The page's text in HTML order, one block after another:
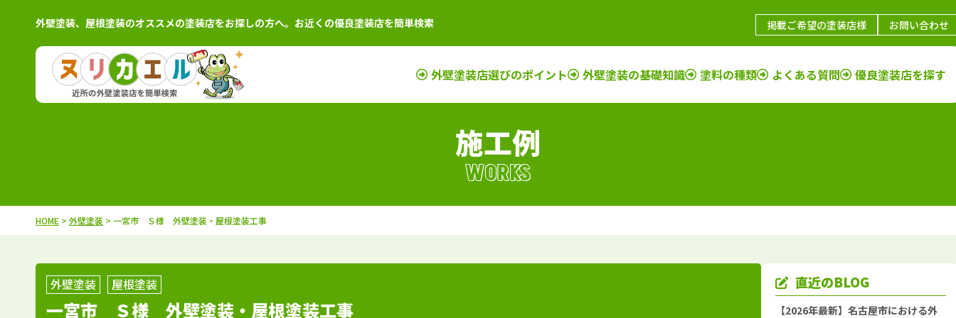
外壁塗装、屋根塗装のオススメの塗装店をお探しの方へ。お近くの優良塗装店を簡単検索 掲載ご希望の塗装店様 お問い合わせ
外壁塗装店選びのポイント 外壁塗装の基礎知識 塗料の種類 よくある質問 優良塗装店を探す
秋田県
施工例
塗装店
宮城県
施工例
塗装店
福島県
施工例 塗装店
千葉県
施工例
塗装店
埼玉県
施工例
塗装店
塗装店
塗装店
山梨県
施工例
塗装店
長野県
施工例
塗装店
滋賀県
京都府
大阪府
施工例
塗装店
三重県
施工例
塗装店
岡山県
施工例
塗装店
広島県
施工例
塗装店
塗装店
塗装店
大分県
施工例
塗装店
熊本県
施工例
塗装店
鹿児島県
沖縄県
施工例 塗装店
施工例
WORKS
HOME > 外壁塗装 > 一宮市 Ｓ様 外壁塗装・屋根塗装工事
外壁塗装 屋根塗装
一宮市 Ｓ様 外壁塗装・屋根塗装工事
直近のBLOG
【2026年最新】名古屋市における外